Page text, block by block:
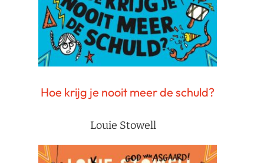
Hoe krijg je nooit meer de schuld?
Louie Stowell